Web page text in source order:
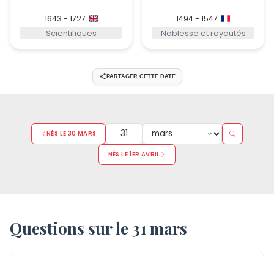
1643 - 1727
Scientifiques
1494 - 1547
Noblesse et royautés
PARTAGER CETTE DATE
NÉS LE 30 MARS
NÉS LE 1ER AVRIL
Questions sur le 31 mars